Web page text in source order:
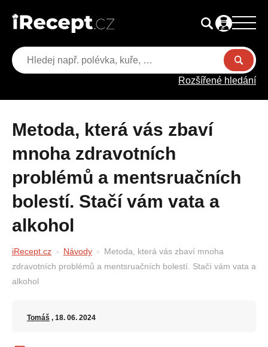
Rozšířené hledání
Metoda, která vás zbaví
mnoha zdravotních
problémů a mentsruačních
bolestí. Stačí vám vata a
alkohol
iRecept.cz Návody
Metoda, která vás zbaví mnoha
zdravotních problémů a mentsruačních bolestí. Stačí vám vata a
alkohol
Tomáš , 18. 06. 2024